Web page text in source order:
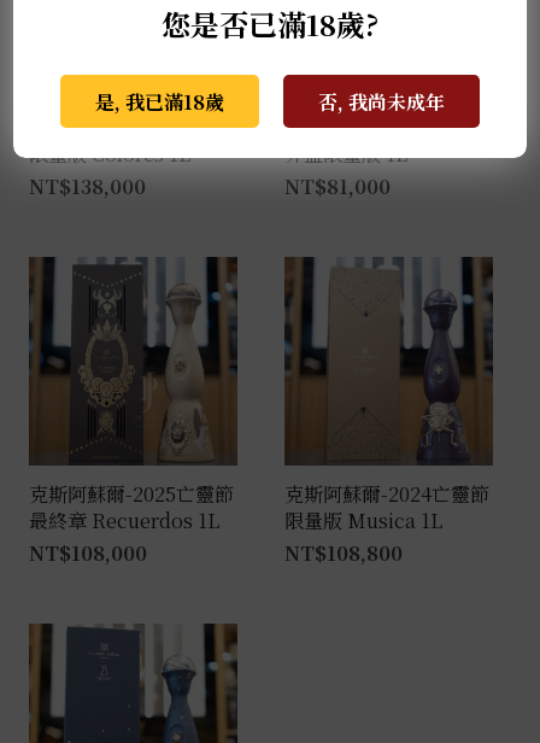
克斯阿蘇爾-2022亡靈節
限量版 Colores 1L
NT$138,000
克斯阿蘇爾-冠軍榮耀 世
界盃限量版 1L
NT$81,000
克斯阿蘇爾-2025亡靈節
最終章 Recuerdos 1L
NT$108,000
克斯阿蘇爾-2024亡靈節
限量版 Musica 1L
NT$108,800
您是否已滿18歲?
是, 我已滿18歲 否, 我尚未成年